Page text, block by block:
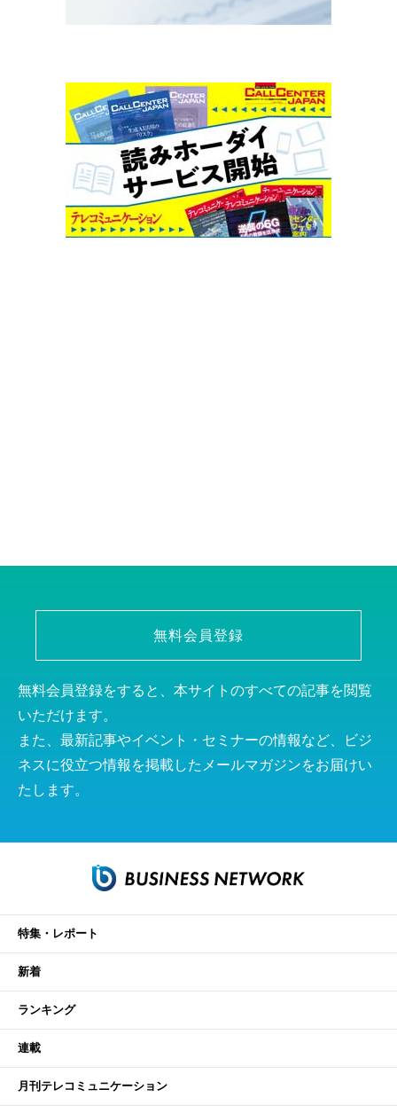
無料会員登録
無料会員登録をすると、本サイトのすべての記事を閲覧
いただけます。
また、最新記事やイベント・セミナーの情報など、ビジ
ネスに役立つ情報を掲載したメールマガジンをお届けい
たします。
特集・レポート
新着
ランキング
連載
月刊テレコミュニケーション